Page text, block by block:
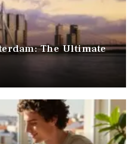
The Ultimate